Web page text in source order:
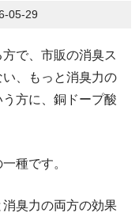
05-29
で、市販の消臭ス
、もっと消臭力の
方に、銅ドープ酸
種です。
臭力の両方の効果